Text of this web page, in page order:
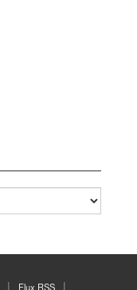
Flux RSS